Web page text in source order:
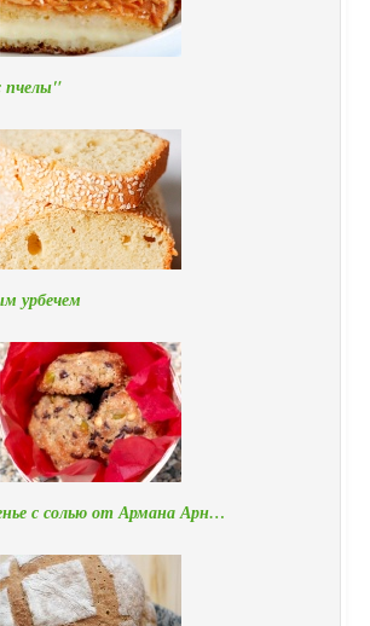
пчелы"
урбечем
с солью от Армана Арн…